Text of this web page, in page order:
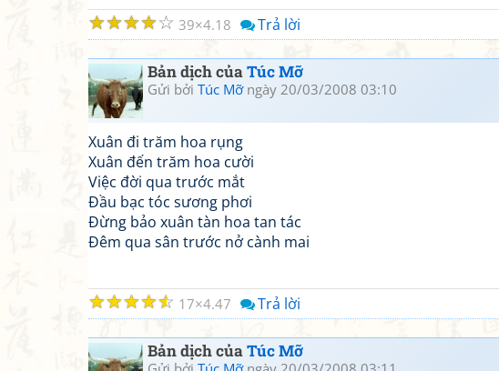
☆
☆
☆
☆
☆ 39 4.18 Trả lời
Bản dịch củaTúc Mỡ
Gửi bởi Túc Mỡngày 20/03/2008 03:10
Xuân đi trăm hoa rụng
Xuân đến trăm hoa cười
Việc đời qua trước mắt
Đầu bạc tóc sương phơi
Đừng bảo xuân tàn hoa tan tác
Đêm qua sân trước nở cành mai
☆
☆
☆
☆
☆ 17 4.47 Trả lời
Bản dịch củaTúc Mỡ